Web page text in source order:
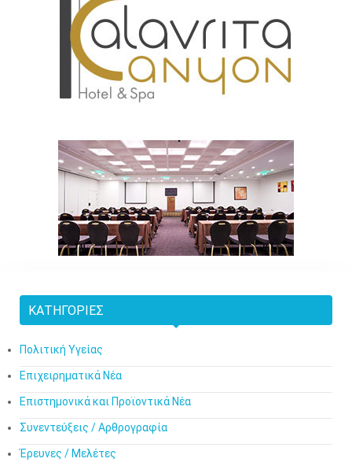
ΚΑΤΗΓΟΡΊΕΣ
Πολιτική Υγείας
Επιχειρηματικά Νέα
Επιστημονικά και Προϊοντικά Νέα
Συνεντεύξεις / Αρθρογραφία
Έρευνες / Μελέτες